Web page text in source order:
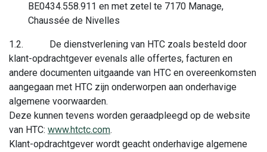
BE0434.558.911 en met zetel te 7170 Manage,
Chaussée de Nivelles
1.2.
De dienstverlening van HTC zoals besteld door
klant-opdrachtgever evenals alle offertes, facturen en
andere documenten uitgaande van HTC en overeenkomsten
aangegaan met HTC zijn onderworpen aan onderhavige
algemene voorwaarden.
Deze kunnen tevens worden geraadpleegd op de website
van HTC: www.htctc.com.
Klant-opdrachtgever wordt geacht onderhavige algemene